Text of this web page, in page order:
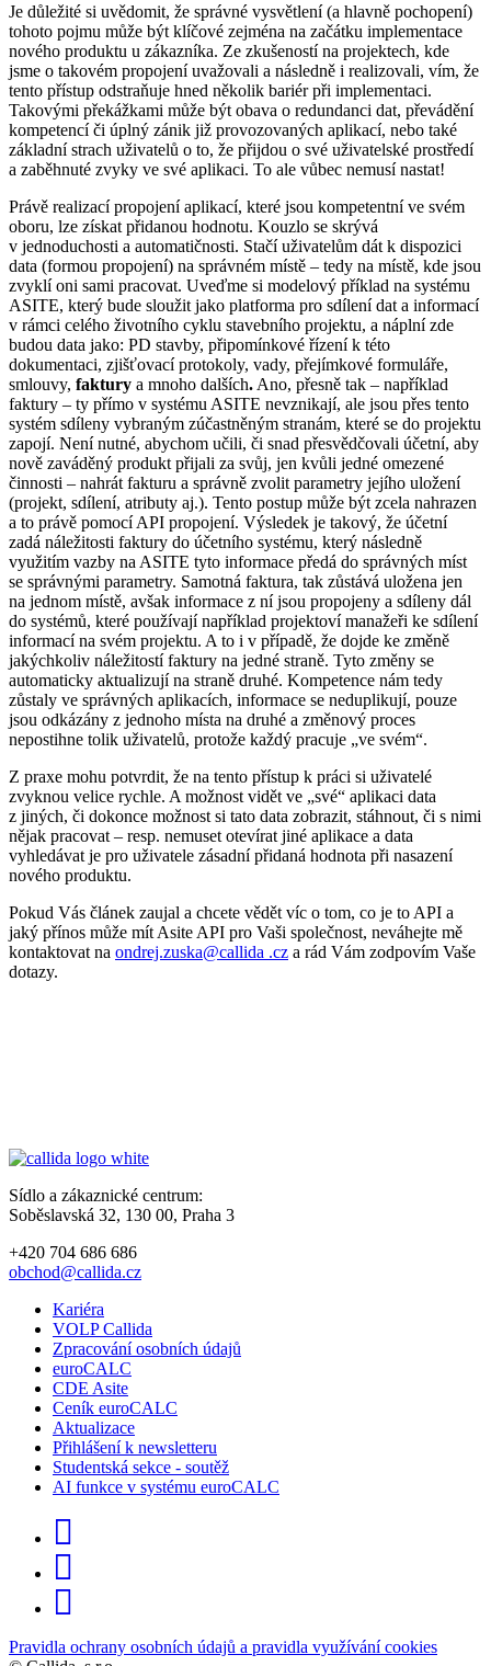
Je důležité si uvědomit, že správné vysvětlení (a hlavně pochopení)
tohoto pojmu může být klíčové zejména na začátku implementace
nového produktu u zákazníka. Ze zkušeností na projektech, kde
jsme o takovém propojení uvažovali a následně i realizovali, vím, že
tento přístup odstraňuje hned několik bariér při implementaci.
Takovými překážkami může být obava o redundanci dat, převádění
kompetencí či úplný zánik již provozovaných aplikací, nebo také
základní strach uživatelů o to, že přijdou o své uživatelské prostředí
a zaběhnuté zvyky ve své aplikaci. To ale vůbec nemusí nastat!
Právě realizací propojení aplikací, které jsou kompetentní ve svém
oboru, lze získat přidanou hodnotu. Kouzlo se skrývá
v jednoduchosti a automatičnosti. Stačí uživatelům dát k dispozici
data (formou propojení) na správném místě – tedy na místě, kde jsou
zvyklí oni sami pracovat. Uveďme si modelový příklad na systému
ASITE, který bude sloužit jako platforma pro sdílení dat a informací
v rámci celého životního cyklu stavebního projektu, a náplní zde
budou data jako: PD stavby, připomínkové řízení k této
dokumentaci, zjišťovací protokoly, vady, přejímkové formuláře,
smlouvy, faktury a mnoho dalších. Ano, přesně tak – například
faktury – ty přímo v systému ASITE nevznikají, ale jsou přes tento
systém sdíleny vybraným zúčastněným stranám, které se do projektu
zapojí. Není nutné, abychom učili, či snad přesvědčovali účetní, aby
nově zaváděný produkt přijali za svůj, jen kvůli jedné omezené
činnosti – nahrát fakturu a správně zvolit parametry jejího uložení
(projekt, sdílení, atributy aj.). Tento postup může být zcela nahrazen
a to právě pomocí API propojení. Výsledek je takový, že účetní
zadá náležitosti faktury do účetního systému, který následně
využitím vazby na ASITE tyto informace předá do správných míst
se správnými parametry. Samotná faktura, tak zůstává uložena jen
na jednom místě, avšak informace z ní jsou propojeny a sdíleny dál
do systémů, které používají například projektoví manažeři ke sdílení
informací na svém projektu. A to i v případě, že dojde ke změně
jakýchkoliv náležitostí faktury na jedné straně. Tyto změny se
automaticky aktualizují na straně druhé. Kompetence nám tedy
zůstaly ve správných aplikacích, informace se neduplikují, pouze
jsou odkázány z jednoho místa na druhé a změnový proces
nepostihne tolik uživatelů, protože každý pracuje „ve svém“.
Z praxe mohu potvrdit, že na tento přístup k práci si uživatelé
zvyknou velice rychle. A možnost vidět ve „své“ aplikaci data
z jiných, či dokonce možnost si tato data zobrazit, stáhnout, či s nimi
nějak pracovat – resp. nemuset otevírat jiné aplikace a data
vyhledávat je pro uživatele zásadní přidaná hodnota při nasazení
nového produktu.
Pokud Vás článek zaujal a chcete vědět víc o tom, co je to API a
jaký přínos může mít Asite API pro Vaši společnost, neváhejte mě
kontaktovat na ondrej.zuska@callida .cz a rád Vám zodpovím Vaše
dotazy.
Sídlo a zákaznické centrum:
Soběslavská 32, 130 00, Praha 3
+420 704 686 686
obchod@callida.cz
Kariéra
VOLP Callida
Zpracování osobních údajů
euroCALC
CDE Asite
Ceník euroCALC
Aktualizace
Přihlášení k newsletteru
Studentská sekce - soutěž
AI funkce v systému euroCALC
Pravidla ochrany osobních údajů a pravidla využívání cookies